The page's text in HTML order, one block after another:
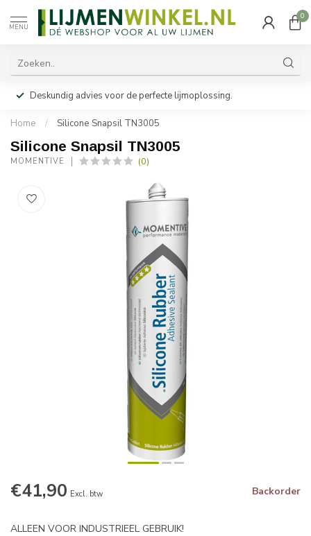
MENU
0
Deskundig advies voor de perfecte lijmoplossing.
Home / Silicone Snapsil TN3005
Silicone Snapsil TN3005
MOMENTIVE (0)
€41,90 Excl. btw Backorder
ALLEEN VOOR INDUSTRIEEL GEBRUIK!